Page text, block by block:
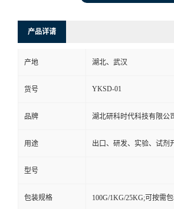
产品详请
产地 湖北、武汉
货号 YKSD-01
品牌 湖北研科时代科技有限公
用途 出口、研发、实验、试剂
型号
包装规格 100G/1KG/25KG;可按需